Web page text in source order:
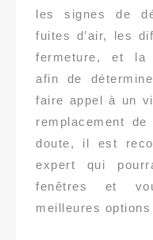
les signes de
fuites d’air, les
fermeture, et la
afin de
faire appel à un
remplacement
doute, il est
expert qui
fenêtres et
meilleures